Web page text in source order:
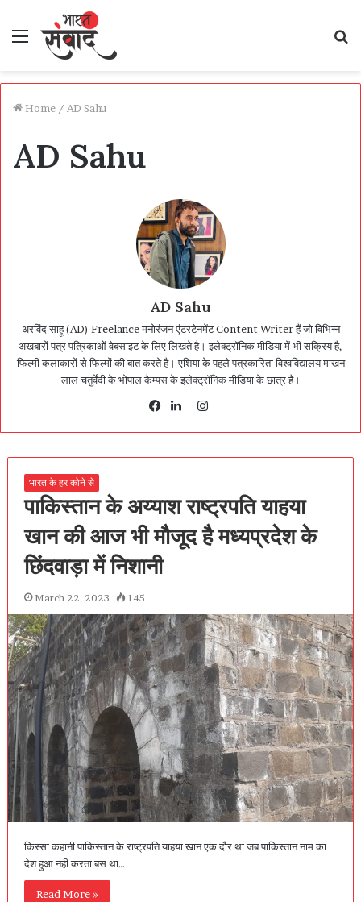
Menu
Home / AD Sahu
AD Sahu
AD Sahu
अरविंद साहू (AD) Freelance मनोरंजन एंटरटेनमेंट Content Writer हैं जो विभिन्न
अखबारों पत्र पत्रिकाओं वेबसाइट के लिए लिखते है। इलेक्ट्रॉनिक मीडिया में भी सक्रिय है,
फिल्मी कलाकारों से फिल्मों की बात करते है। एशिया के पहले पत्रकारिता विश्वविद्यालय माखन
लाल चतुर्वेदी के भोपाल कैम्पस के इलेक्ट्रॉनिक मीडिया के छात्र है।
Instagram
भारत के हर कोने से
पाकिस्तान के अय्याश राष्ट्रपति याहया
खान की आज भी मौजूद है मध्यप्रदेश के
छिंदवाड़ा में निशानी
March 22, 2023 145
किस्सा कहानी पाकिस्तान के राष्ट्रपति याहया खान एक दौर था जब पाकिस्तान नाम का
देश हुआ नही करता बस था…
Read More »